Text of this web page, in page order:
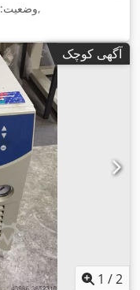
وضعیت:,
آگهی کوچک
1 /2